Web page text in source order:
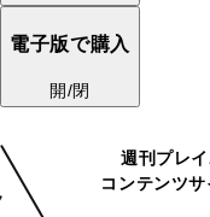
電子版で購入
開/閉
週刊プレ
コンテンツサ